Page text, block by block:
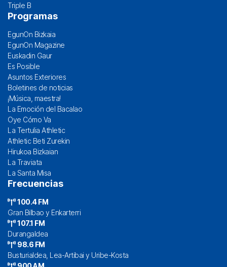
Triple B
Programas
EgunOn Bizkaia
EgunOn Magazine
Euskadin Gaur
Es Posible
Asuntos Exteriores
Boletines de noticias
¡Música, maestra!
La Emoción del Bacalao
Oye Cómo Va
La Tertulia Athletic
Athletic Beti Zurekin
Hirukoa Bizkaian
La Traviata
La Santa Misa
Frecuencias
100.4 FM
Gran Bilbao y Enkarterri
107.1 FM
Durangaldea
98.6 FM
Busturialdea, Lea-Artibai y Uribe-Kosta